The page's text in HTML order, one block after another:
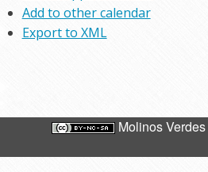
Add to other calendar
Export to XML
Molinos